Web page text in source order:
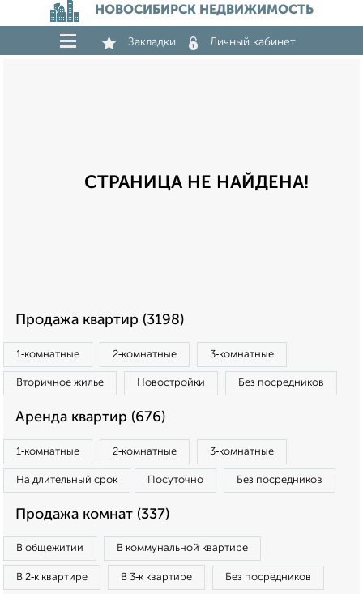
НОВОСИБИРСК НЕДВИЖИМОСТЬ
Закладки Личный кабинет
СТРАНИЦА НЕ НАЙДЕНА!
Продажа квартир (3198)
1‑комнатные 2‑комнатные 3‑комнатные
Вторичное жилье Новостройки Без посредников
Аренда квартир (676)
1‑комнатные 2‑комнатные 3‑комнатные
На длительный срок Посуточно Без посредников
Продажа комнат (337)
В общежитии В коммунальной квартире
В 2‑к квартире В 3‑к квартире Без посредников